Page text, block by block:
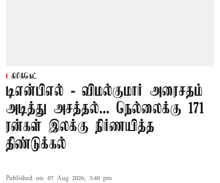
கிரிக்கெட்
டிஎன்பிஎல் - விமல்குமார் அரைசதம்
அடித்து அசத்தல்... நெல்லைக்கு 171
ரன்கள் இலக்கு நிர்ணயித்த
திண்டுக்கல்
Published on: 07 Aug 2026, 3:40 pm